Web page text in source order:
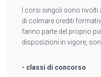
I corsi singoli sono rivolti
di colmare crediti
fanno parte del proprio
disposizioni in vigore,
- classi di concorso